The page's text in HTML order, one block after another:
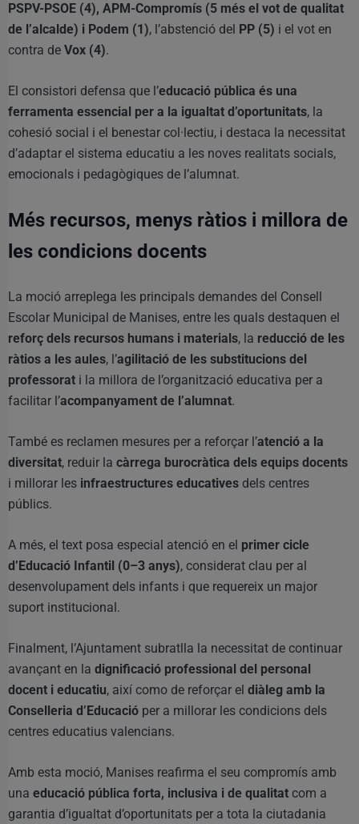
PSPV-PSOE (4), APM-Compromís (5 més el vot de qualitat
de l’alcalde) i Podem (1), l’abstenció del PP (5) i el vot en
contra de Vox (4).
El consistori defensa que l’educació pública és una
ferramenta essencial per a la igualtat d’oportunitats, la
cohesió social i el benestar col·lectiu, i destaca la necessitat
d’adaptar el sistema educatiu a les noves realitats socials,
emocionals i pedagògiques de l’alumnat.
Més recursos, menys ràtios i millora de
les condicions docents
La moció arreplega les principals demandes del Consell
Escolar Municipal de Manises, entre les quals destaquen el
reforç dels recursos humans i materials, la reducció de les
ràtios a les aules, l’agilitació de les substitucions del
professorat i la millora de l’organització educativa per a
facilitar l’acompanyament de l’alumnat.
També es reclamen mesures per a reforçar l’atenció a la
diversitat, reduir la càrrega burocràtica dels equips docents
i millorar les infraestructures educatives dels centres
públics.
A més, el text posa especial atenció en el primer cicle
d’Educació Infantil (0–3 anys), considerat clau per al
desenvolupament dels infants i que requereix un major
suport institucional.
Finalment, l’Ajuntament subratlla la necessitat de continuar
avançant en la dignificació professional del personal
docent i educatiu, així como de reforçar el diàleg amb la
Conselleria d’Educació per a millorar les condicions dels
centres educatius valencians.
Amb esta moció, Manises reafirma el seu compromís amb
una educació pública forta, inclusiva i de qualitat com a
garantia d’igualtat d’oportunitats per a tota la ciutadania